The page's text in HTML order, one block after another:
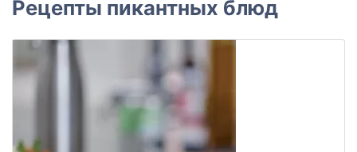
Рецепты пикантных блюд